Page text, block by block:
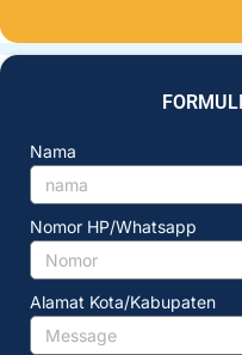
Nama
Nomor HP/Whatsapp
Alamat Kota/Kabupaten